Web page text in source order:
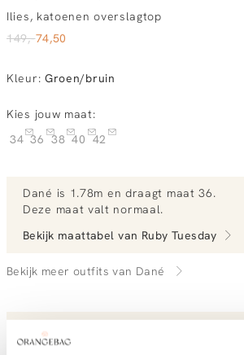
Ilies, katoenen overslagtop
149,-74,50
Kleur: Groen/bruin
Kies jouw maat:
34 36 38 40 42
Dané is 1.78m en draagt maat 36.
Deze maat valt normaal.
Bekijk maattabel van Ruby Tuesday
Bekijk meer outfits van Dané
Vandaag besteld, dinsdag in huis
Gratis bezorging vanaf €99